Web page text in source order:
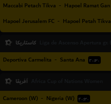
Maccabi Petach Tikva - Hapoel Ramat Gan
Hapoel Jerusalem FC - Hapoel Petah Tikva
کاستاریکا
Deportiva Carmelita - Santa Ana ۲۰:۳۰
آفریقا
Cameroon (W) - Nigeria (W) ۲۰:۳۰